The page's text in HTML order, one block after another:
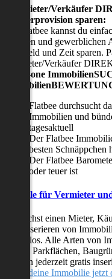
Viermieter/Verkäufer
Maklerprovision sparen:
Mit Flatbee kannst du
privaten und
viel Geld und Zeit sparen.
Vermieter/Verkäufer
All-in-one
Flatbee durchsucht
Immobilien und
tagesaktuell
Der Flatbee
besten Schnäppchen
Der Flatbee
oder teuer ist
Vorteile für Vermieter
Du suchst einen Mieter,
Das Inserieren von
kostenlos. Alle Arten von
Villen, Parkflächen,
können jederzeit gratis
Stelle deine Immobilie jetzt